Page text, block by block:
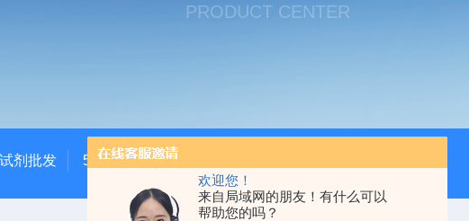
欢迎您！
来自局域网的朋友！有什么可以
帮助您的吗？
PRODUCT CENTER
剂批发 500次MTS细胞增殖与细胞毒性检测试剂盒 48t/96t国产